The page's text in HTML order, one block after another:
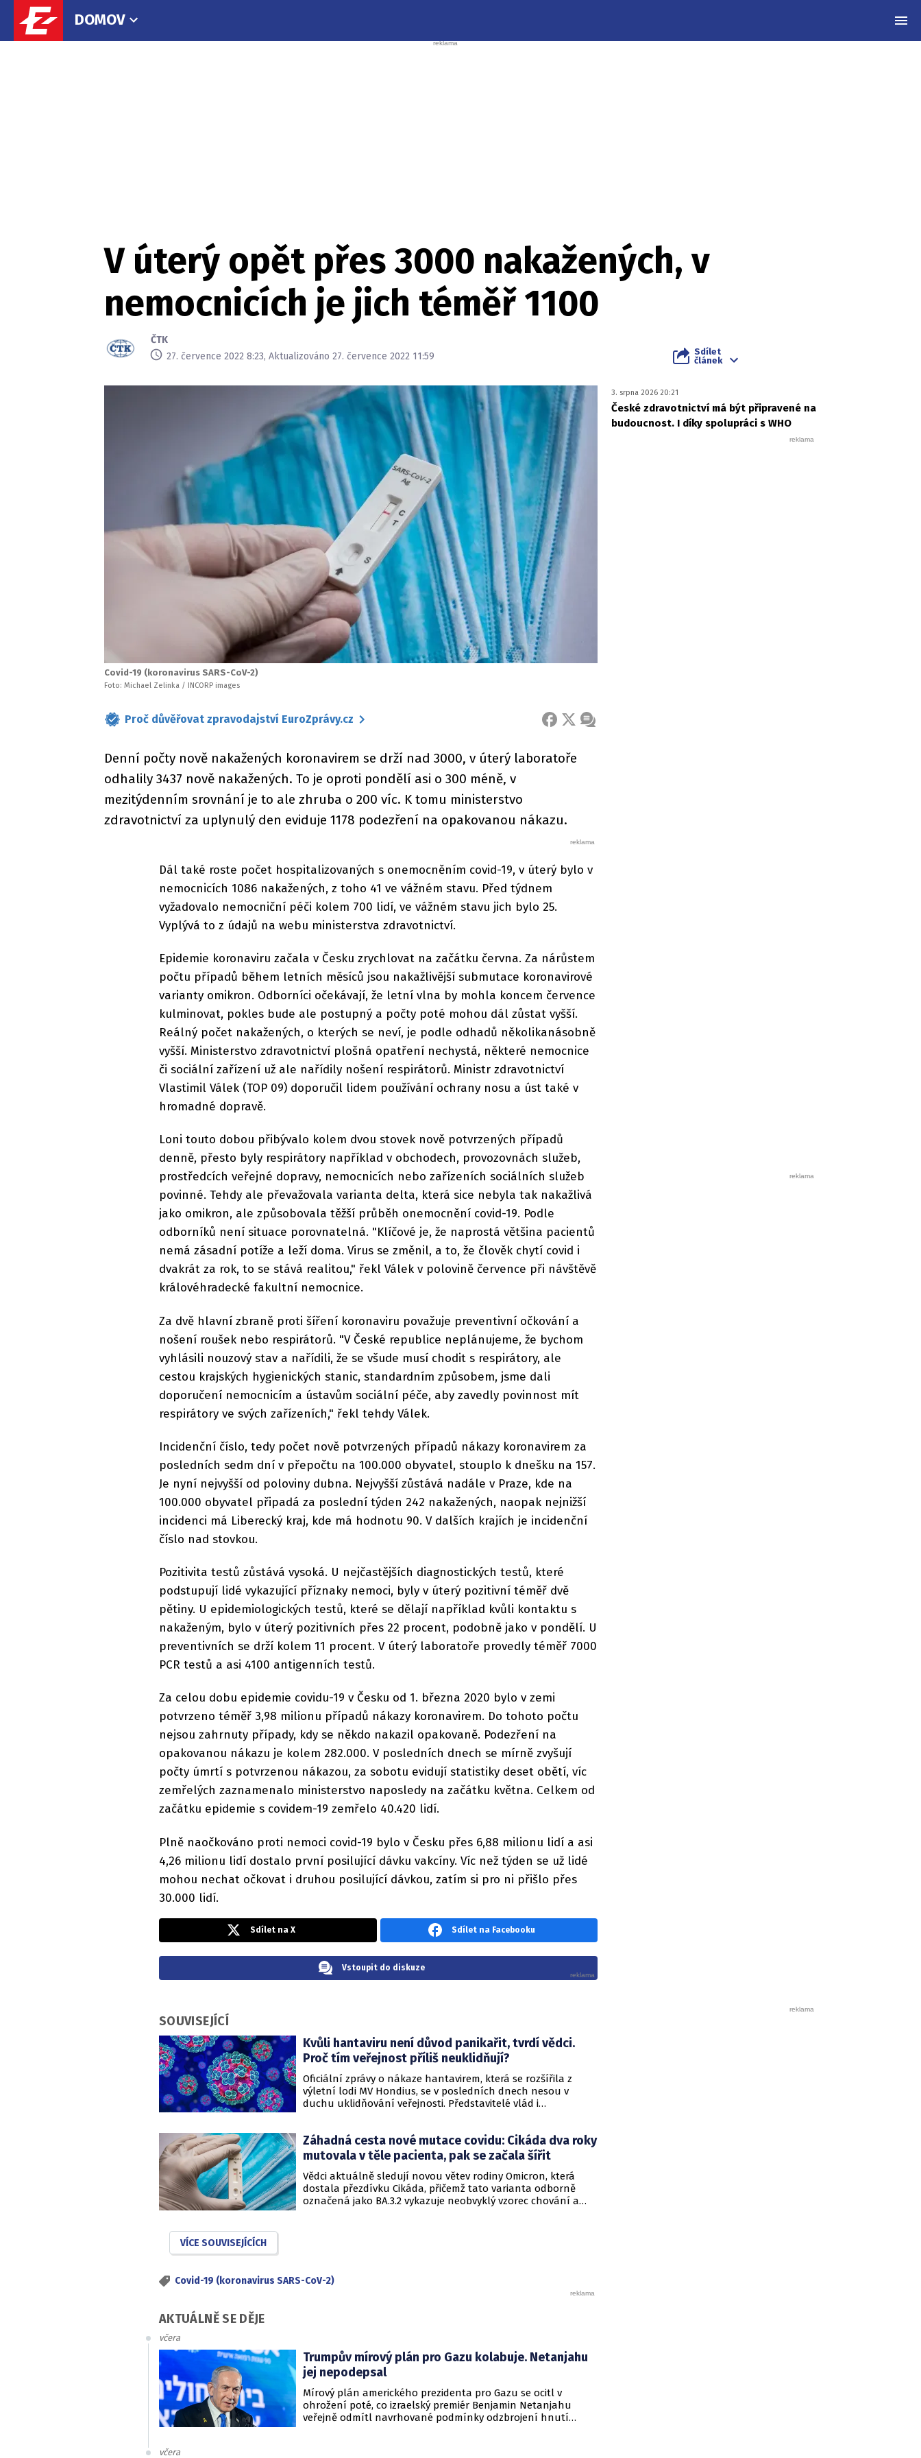
DOMOV
V úterý opět přes 3000 nakažených, v
nemocnicích je jich téměř 1100
ČTK
27. července 2022 8:23, Aktualizováno 27. července 2022 11:59
Sdílet
článek
Covid-19 (koronavirus SARS-CoV-2)
Foto: Michael Zelinka / INCORP images
Proč důvěřovat zpravodajství EuroZprávy.cz FACEBOOK
X ZPRÁVA
Denní počty nově nakažených koronavirem se drží nad 3000, v úterý laboratoře
odhalily 3437 nově nakažených. To je oproti pondělí asi o 300 méně, v
mezitýdenním srovnání je to ale zhruba o 200 víc. K tomu ministerstvo
zdravotnictví za uplynulý den eviduje 1178 podezření na opakovanou nákazu.
Dál také roste počet hospitalizovaných s onemocněním covid-19, v úterý bylo v
nemocnicích 1086 nakažených, z toho 41 ve vážném stavu. Před týdnem
vyžadovalo nemocniční péči kolem 700 lidí, ve vážném stavu jich bylo 25.
Vyplývá to z údajů na webu ministerstva zdravotnictví.
Epidemie koronaviru začala v Česku zrychlovat na začátku června. Za nárůstem
počtu případů během letních měsíců jsou nakažlivější submutace koronavirové
varianty omikron. Odborníci očekávají, že letní vlna by mohla koncem července
kulminovat, pokles bude ale postupný a počty poté mohou dál zůstat vyšší.
Reálný počet nakažených, o kterých se neví, je podle odhadů několikanásobně
vyšší. Ministerstvo zdravotnictví plošná opatření nechystá, některé nemocnice
či sociální zařízení už ale nařídily nošení respirátorů. Ministr zdravotnictví
Vlastimil Válek (TOP 09) doporučil lidem používání ochrany nosu a úst také v
hromadné dopravě.
Loni touto dobou přibývalo kolem dvou stovek nově potvrzených případů
denně, přesto byly respirátory například v obchodech, provozovnách služeb,
prostředcích veřejné dopravy, nemocnicích nebo zařízeních sociálních služeb
povinné. Tehdy ale převažovala varianta delta, která sice nebyla tak nakažlivá
jako omikron, ale způsobovala těžší průběh onemocnění covid-19. Podle
odborníků není situace porovnatelná. "Klíčové je, že naprostá většina pacientů
nemá zásadní potíže a leží doma. Virus se změnil, a to, že člověk chytí covid i
dvakrát za rok, to se stává realitou," řekl Válek v polovině července při návštěvě
královéhradecké fakultní nemocnice.
Za dvě hlavní zbraně proti šíření koronaviru považuje preventivní očkování a
nošení roušek nebo respirátorů. "V České republice neplánujeme, že bychom
vyhlásili nouzový stav a nařídili, že se všude musí chodit s respirátory, ale
cestou krajských hygienických stanic, standardním způsobem, jsme dali
doporučení nemocnicím a ústavům sociální péče, aby zavedly povinnost mít
respirátory ve svých zařízeních," řekl tehdy Válek.
Incidenční číslo, tedy počet nově potvrzených případů nákazy koronavirem za
posledních sedm dní v přepočtu na 100.000 obyvatel, stouplo k dnešku na 157.
Je nyní nejvyšší od poloviny dubna. Nejvyšší zůstává nadále v Praze, kde na
100.000 obyvatel připadá za poslední týden 242 nakažených, naopak nejnižší
incidenci má Liberecký kraj, kde má hodnotu 90. V dalších krajích je incidenční
číslo nad stovkou.
Pozitivita testů zůstává vysoká. U nejčastějších diagnostických testů, které
podstupují lidé vykazující příznaky nemoci, byly v úterý pozitivní téměř dvě
pětiny. U epidemiologických testů, které se dělají například kvůli kontaktu s
nakaženým, bylo v úterý pozitivních přes 22 procent, podobně jako v pondělí. U
preventivních se drží kolem 11 procent. V úterý laboratoře provedly téměř 7000
PCR testů a asi 4100 antigenních testů.
Za celou dobu epidemie covidu-19 v Česku od 1. března 2020 bylo v zemi
potvrzeno téměř 3,98 milionu případů nákazy koronavirem. Do tohoto počtu
nejsou zahrnuty případy, kdy se někdo nakazil opakovaně. Podezření na
opakovanou nákazu je kolem 282.000. V posledních dnech se mírně zvyšují
počty úmrtí s potvrzenou nákazou, za sobotu evidují statistiky deset obětí, víc
zemřelých zaznamenalo ministerstvo naposledy na začátku května. Celkem od
začátku epidemie s covidem-19 zemřelo 40.420 lidí.
Plně naočkováno proti nemoci covid-19 bylo v Česku přes 6,88 milionu lidí a asi
4,26 milionu lidí dostalo první posilující dávku vakcíny. Víc než týden se už lidé
mohou nechat očkovat i druhou posilující dávkou, zatím si pro ni přišlo přes
30.000 lidí.
3. srpna 2026 20:21
České zdravotnictví má být připravené na
budoucnost. I díky spolupráci s WHO
Sdílet na X Sdílet na Facebooku
Vstoupit do diskuze
SOUVISEJÍCÍ
Kvůli hantaviru není důvod panikařit, tvrdí vědci.
Proč tím veřejnost příliš neuklidňují?
Oficiální zprávy o nákaze hantavirem, která se rozšířila z
výletní lodi MV Hondius, se v posledních dnech nesou v
duchu uklidňování veřejnosti. Představitelé vlád i
však podle CNN varují, že příliš sebevědomá rétorika, kterou
označují za úmyslné šíření klidu, může mít opačný účinek a
prohloubit úzkost ve společnosti, která má stále v živé paměti
pandemii covidu-19.
Záhadná cesta nové mutace covidu: Cikáda dva roky
mutovala v těle pacienta, pak se začala šířit
Vědci aktuálně sledují novou větev rodiny Omicron, která
dostala přezdívku Cikáda, přičemž tato varianta odborně
označená jako BA.3.2 vykazuje neobvyklý vzorec chování a
nečekaně vynořit po letech strávených pod zemí.
VÍCE SOUVISEJÍCÍCH
Covid-19 (koronavirus SARS-CoV-2)
AKTUÁLNĚ SE DĚJE
včera
Trumpův mírový plán pro Gazu kolabuje. Netanjahu
jej nepodepsal
Mírový plán amerického prezidenta pro Gazu se ocitl v
ohrožení poté, co izraelský premiér Benjamin Netanjahu
veřejně odmítl navrhované podmínky odzbrojení hnutí
včera